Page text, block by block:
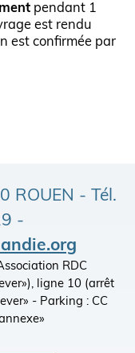
pendant 1
est rendu
est confirmée par
ROUEN - Tél.
-
RDC
ligne 10 (arrêt
- Parking : CC
annexe»